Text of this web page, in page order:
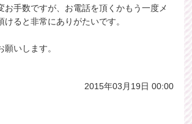
お手数ですが、お電話を頂くかもう一度メ
けると非常にありがたいです。
願いします。
2015年03月19日 00:00